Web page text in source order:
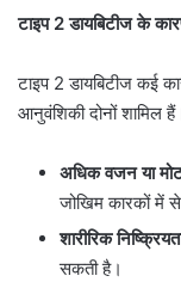
टाइप 2 डायबिटीज के
टाइप 2 डायबिटीज कई
आनुवंशिकी दोनों शामिल
अधिक वजन या
जोखिम कारकों में
शारीरिक
सकती है।